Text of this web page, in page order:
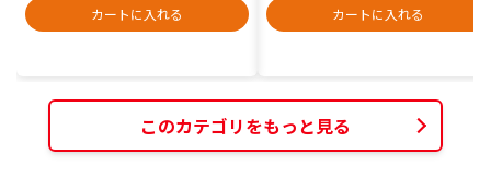
カートに入れる
カートに入れる
このカテゴリをもっと見る